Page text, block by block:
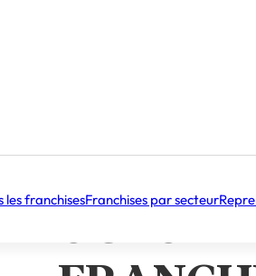
les franchisesFranchises par secteur